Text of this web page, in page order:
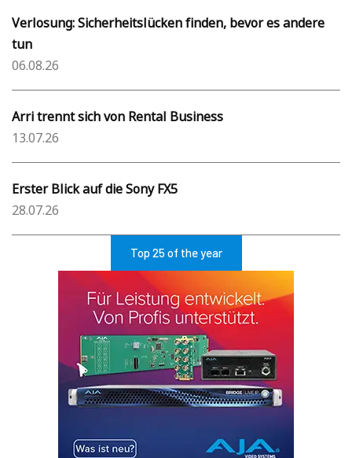
Verlosung: Sicherheitslücken finden, bevor es andere
tun
06.08.26
Arri trennt sich von Rental Business
13.07.26
Erster Blick auf die Sony FX5
28.07.26
Top 25 of the year